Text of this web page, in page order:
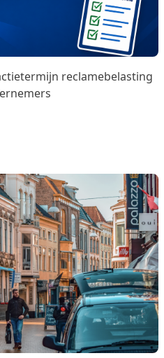
reclamebelasting